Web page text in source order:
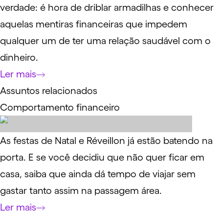
verdade: é hora de driblar armadilhas e conhecer
aquelas mentiras financeiras que impedem
qualquer um de ter uma relação saudável com o
dinheiro.
Ler mais
Assuntos relacionados
Comportamento financeiro
As festas de Natal e Réveillon já estão batendo na
porta. E se você decidiu que não quer ficar em
casa, saiba que ainda dá tempo de viajar sem
gastar tanto assim na passagem área.
Ler mais